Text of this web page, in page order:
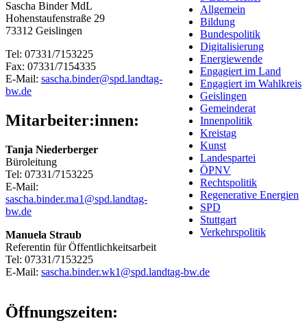
Allgemein
Bildung
Bundespolitik
Digitalisierung
Energiewende
Engagiert im Land
Engagiert im Wahlkreis
Geislingen
Gemeinderat
Innenpolitik
Kreistag
Kunst
Landespartei
ÖPNV
Rechtspolitik
Regenerative Energien
SPD
Stuttgart
Verkehrspolitik
Sascha Binder MdL
Hohenstaufenstraße 29
73312 Geislingen
Tel: 07331/7153225
Fax: 07331/7154335
E-Mail: sascha.binder@spd.landtag-
bw.de
Mitarbeiter:innen:
Tanja Niederberger
Büroleitung
Tel: 07331/7153225
E-Mail:
sascha.binder.ma1@spd.landtag-
bw.de
Manuela Straub
Referentin für Öffentlichkeitsarbeit
Tel: 07331/7153225
E-Mail: sascha.binder.wk1@spd.landtag-bw.de
Öffnungszeiten: